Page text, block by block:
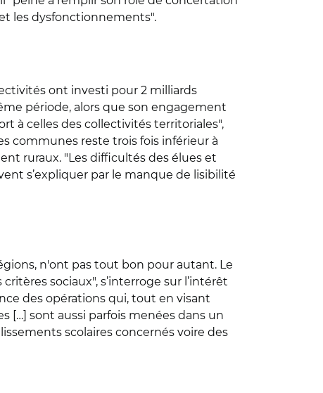
les dysfonctionnements".
ont investi pour 2 milliards
période, alors que son engagement
à celles des collectivités territoriales",
communes reste trois fois inférieur à
ruraux. "Les difficultés des élues et
s’expliquer par le manque de lisibilité
n'ont pas tout bon pour autant. Le
sociaux", s’interroge sur l’intérêt
des opérations qui, tout en visant
[…] sont aussi parfois menées dans un
scolaires concernés voire des